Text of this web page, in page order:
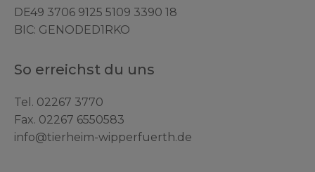
DE49 3706 9125 5109 3390 18
BIC: GENODED1RKO
So erreichst du uns
Tel. 02267 3770
Fax. 02267 6550583
info@tierheim-wipperfuerth.de